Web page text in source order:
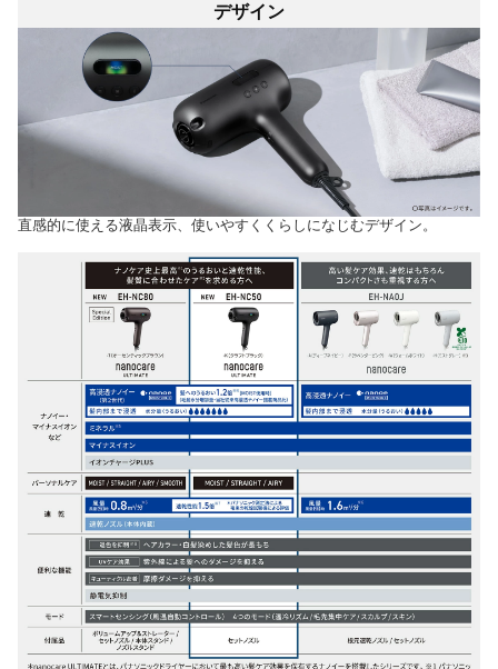
デザイン
直感的に使える液晶表示、使いやすくくらしになじむデザイン。